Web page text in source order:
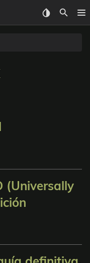
(Universally